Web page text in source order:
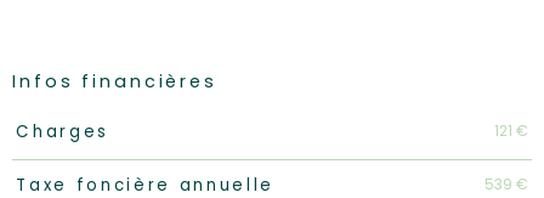
Infos financières
Caractéristiques
Charges 121 €
Taxe foncière annuelle 539 €